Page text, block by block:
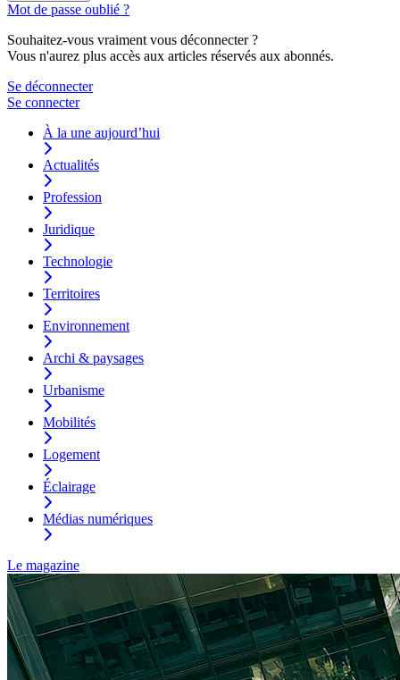
Mot de passe oublié ?
Souhaitez-vous vraiment vous déconnecter ?
Vous n'aurez plus accès aux articles réservés aux abonnés.
Se déconnecter
Se connecter
À la une aujourd’hui
Actualités
Profession
Juridique
Technologie
Territoires
Environnement
Archi & paysages
Urbanisme
Mobilités
Logement
Éclairage
Médias numériques
Le magazine